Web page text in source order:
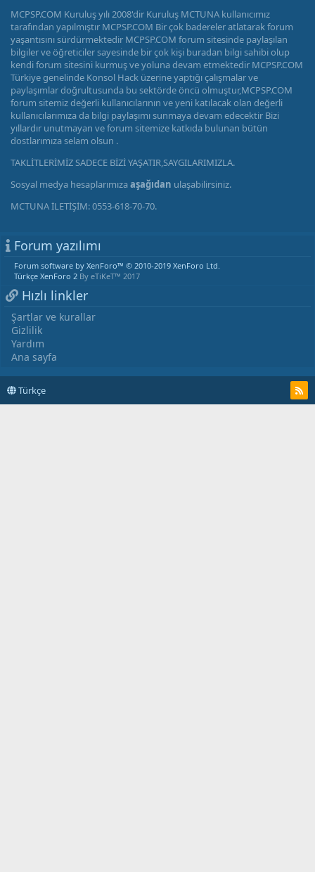
MCPSP.COM Kuruluş yılı 2008'dir Kuruluş MCTUNA kullanıcımız
tarafından yapılmıştır MCPSP.COM Bir çok badereler atlatarak forum
yaşantısını sürdürmektedir MCPSP.COM forum sitesinde paylaşılan
bilgiler ve öğreticiler sayesinde bir çok kişi buradan bilgi sahibi olup
kendi forum sitesini kurmuş ve yoluna devam etmektedir MCPSP.COM
Türkiye genelinde Konsol Hack üzerine yaptığı çalışmalar ve
paylaşımlar doğrultusunda bu sektörde öncü olmuştur,MCPSP.COM
forum sitemiz değerli kullanıcılarının ve yeni katılacak olan değerli
kullanıcılarımıza da bilgi paylaşımı sunmaya devam edecektir Bizi
yıllardır unutmayan ve forum sitemize katkıda bulunan bütün
dostlarımıza selam olsun .
TAKLİTLERİMİZ SADECE BİZİ YAŞATIR,SAYGILARIMIZLA.
Sosyal medya hesaplarımızaaşağıdan ulaşabilirsiniz.
MCTUNA İLETİŞİM: 0553-618-70-70.
Forum yazılımı
Forum software by XenForo™ © 2010-2019 XenForo Ltd.
Türkçe XenForo 2 By eTiKeT™ 2017
Hızlı linkler
Şartlar ve kurallar
Gizlilik
Yardım
Ana sayfa
Türkçe